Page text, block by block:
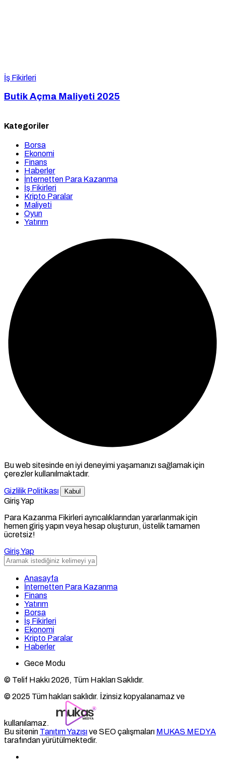
İş Fikirleri
Butik Açma Maliyeti 2025
Kategoriler
Borsa
Ekonomi
Finans
Haberler
İnternetten Para Kazanma
İş Fikirleri
Kripto Paralar
Maliyeti
Oyun
Yatırım
Bu web sitesinde en iyi deneyimi yaşamanızı sağlamak için
çerezler kullanılmaktadır.
Gizlilik Politikası
Kabul
Giriş Yap
Para Kazanma Fikirleri ayrıcalıklarından yararlanmak için
hemen giriş yapın veya hesap oluşturun, üstelik tamamen
ücretsiz!
Giriş Yap
Anasayfa
İnternetten Para Kazanma
Finans
Yatırım
Borsa
İş Fikirleri
Ekonomi
Kripto Paralar
Haberler
Gece Modu
© Telif Hakkı 2026, Tüm Hakları Saklıdır.
© 2025 Tüm hakları saklıdır. İzinsiz kopyalanamaz ve
kullanılamaz.
Bu sitenin Tanıtım Yazısıve SEO çalışmaları MUKAS MEDYA
tarafından yürütülmektedir.